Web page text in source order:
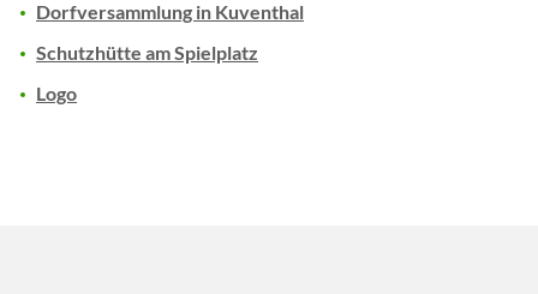
Dorfversammlung in Kuventhal
Schutzhütte am Spielplatz
Logo